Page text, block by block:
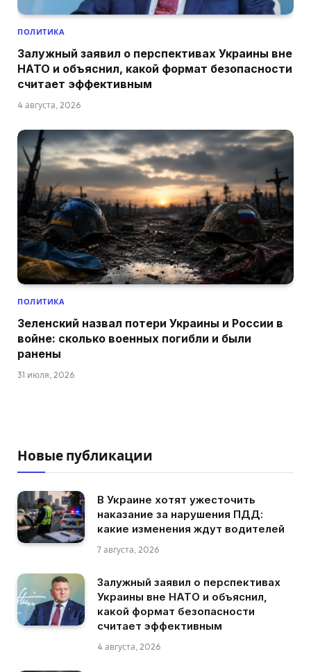
ПОЛИТИКА
Залужный заявил о перспективах Украины вне
НАТО и объяснил, какой формат безопасности
считает эффективным
4 августа, 2026
ПОЛИТИКА
Зеленский назвал потери Украины и России в
войне: сколько военных погибли и были
ранены
31 июля, 2026
Новые публикации
В Украине хотят ужесточить
наказание за нарушения ПДД:
какие изменения ждут водителей
7 августа, 2026
Залужный заявил о перспективах
Украины вне НАТО и объяснил,
какой формат безопасности
считает эффективным
4 августа, 2026